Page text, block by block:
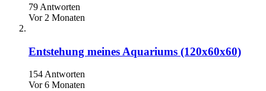
79 Antworten
Vor 2 Monaten
Entstehung meines Aquariums (120x60x60)
154 Antworten
Vor 6 Monaten